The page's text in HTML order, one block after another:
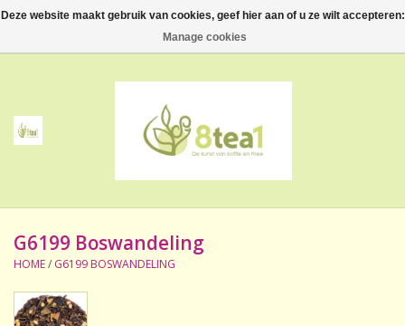
0 Artikelen - €--,--
Thee
Accessoires
NIEUW! Verpakte thee
G6199 Boswandeling
HOME/ G6199 BOSWANDELING
Deze website maakt gebruik van cookies, geef hier aan of u ze wilt accepteren:
Manage cookies